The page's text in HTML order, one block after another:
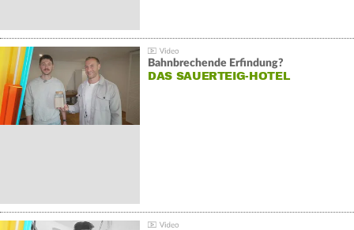
Bahnbrechende Erfindung?
DAS SAUERTEIG-HOTEL